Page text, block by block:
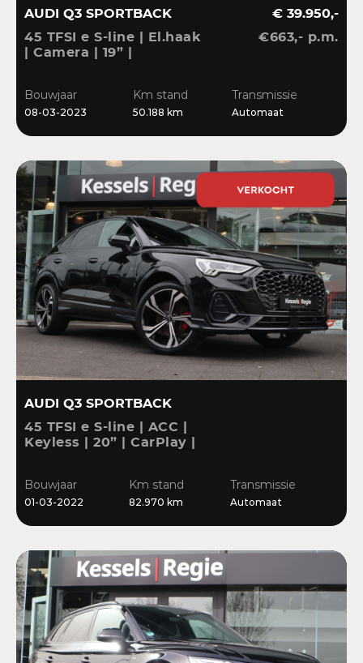
AUDI Q3 SPORTBACK
45 TFSI e S-line | El.haak
| Camera | 19” |
€ 39.950,-
€663,- p.m.
Bouwjaar
08-03-2023
Km stand
50.188 km
Transmissie
Automaat
AUDI Q3 SPORTBACK
45 TFSI e S-line | ACC |
Keyless | 20” | CarPlay |
Bouwjaar
01-03-2022
Km stand
82.970 km
Transmissie
Automaat